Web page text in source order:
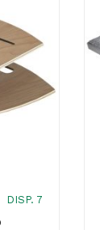
DISP. 7